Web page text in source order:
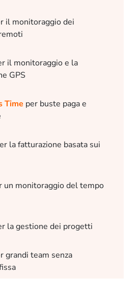
il monitoraggio dei
il monitoraggio e la
GPS
Time per buste paga e
la fatturazione basata sui
un monitoraggio del tempo
la gestione dei progetti
grandi team senza